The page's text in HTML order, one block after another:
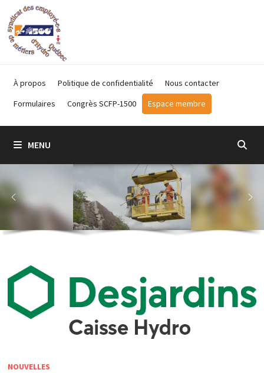
Passer
au
contenu
À propos Politique de confidentialité
Nous contacter
Formulaires
Congrès SCFP-1500 Espace membre
MENU
NOUVELLES